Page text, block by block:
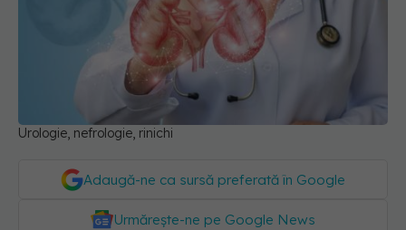
Urologie, nefrologie, rinichi
Adaugă-ne ca sursă preferată în Google
Urmărește-ne pe Google News